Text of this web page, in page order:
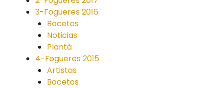
3-Fogueres 2016
Bocetos
Noticias
Plantà
4-Fogueres 2015
Artistas
Bocetos